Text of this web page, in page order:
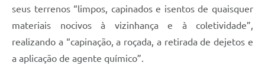
seus terrenos “limpos, capinados e isentos de quaisquer
materiais nocivos à vizinhança e à coletividade”,
realizando a “capinação, a roçada, a retirada de dejetos e
a aplicação de agente químico”.